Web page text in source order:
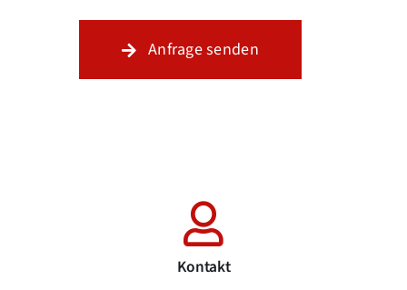
Anfrage senden
Kontakt